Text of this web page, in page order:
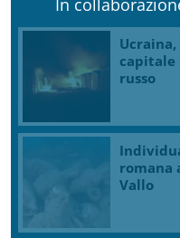
capitale
russo
romana
Vallo